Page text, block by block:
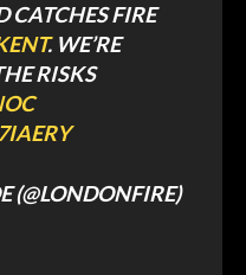
CATCHES FIRE
. WE’RE
RISKS
(@LONDONFIRE)